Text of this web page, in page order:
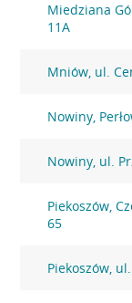
Miedziana
11A
Mniów, ul.
Nowiny,
Nowiny, ul.
Piekoszów,
65
Piekoszów,